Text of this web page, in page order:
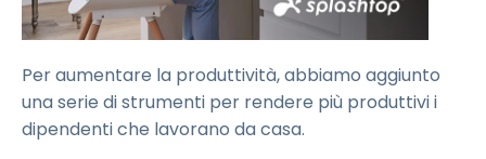
Per aumentare la produttività, abbiamo aggiunto
una serie di strumenti per rendere più produttivi i
dipendenti che lavorano da casa.